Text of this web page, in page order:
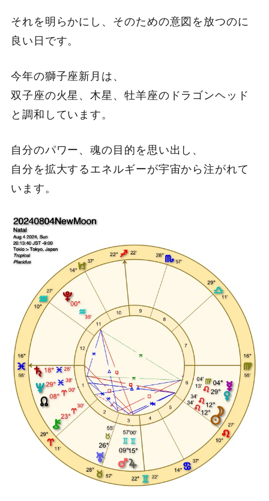
それを明らかにし、そのための意図を放つのに
良い日です。
今年の獅子座新月は、
双子座の火星、木星、牡羊座のドラゴンヘッド
と調和しています。
自分のパワー、魂の目的を思い出し、
自分を拡大するエネルギーが宇宙から注がれて
います。